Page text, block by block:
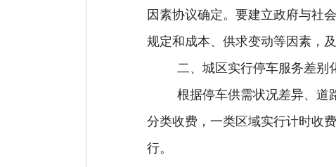
因素协议确定。要建立政府与社
规定和成本、供求变动等因素，
二、城区实行停车服务差别
根据停车供需状况差异、道
分类收费，一类区域实行计时收
行。